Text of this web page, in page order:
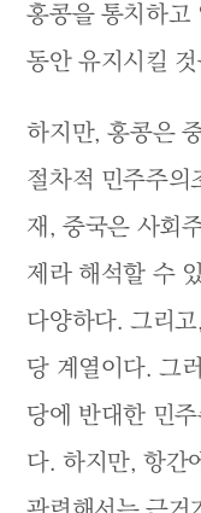
홍콩을 통치하고
동안 유지시킬
하지만, 홍콩은
절차적 민주주의
재, 중국은 사회
제라 해석할 수
다양하다. 그리
당 계열이다. 그
당에 반대한 민
다. 하지만, 항간